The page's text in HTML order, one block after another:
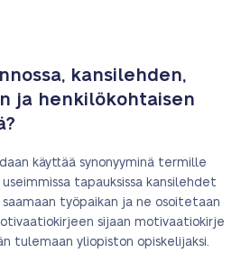
kansilehden,
ja henkilökohtaisen
käyttää synonyyminä termille
tapauksissa kansilehdet
työpaikan ja ne osoitetaan
sijaan motivaatiokirje
tulemaan yliopiston opiskelijaksi.